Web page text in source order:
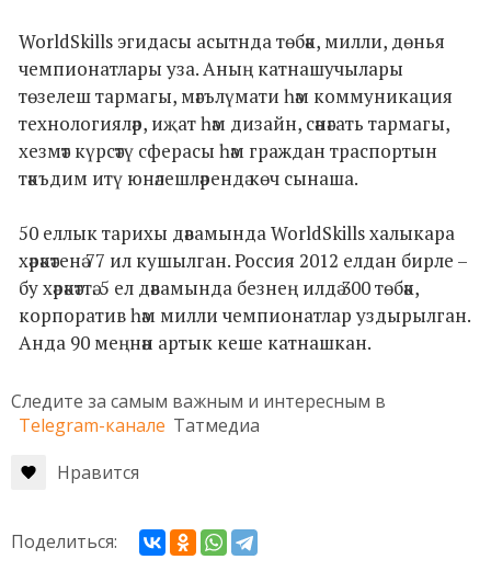
WorldSkills эгидасы асытнда төбәк, милли, дөнья
чемпионатлары уза. Аның катнашучылары
төзелеш тармагы, мәгълүмати һәм коммуникация
технологияләр, иҗат һәм дизайн, сәнәгать тармагы,
хезмәт күрсәтү сферасы һәм граждан траспортын
тәкъдим итү юнәлешләрендә көч сынаша.
50 еллык тарихы дәвамында WorldSkills халыкара
хәрәкәтенә 77 ил кушылган. Россия 2012 елдан бирле –
бу хәрәкәттә. 5 ел дәвамында безнең илдә 300 төбәк,
корпоратив һәм милли чемпионатлар уздырылган.
Анда 90 меңнән артык кеше катнашкан.
Следите за самым важным и интересным в
Telegram-канале Татмедиа
Нравится
Поделиться: